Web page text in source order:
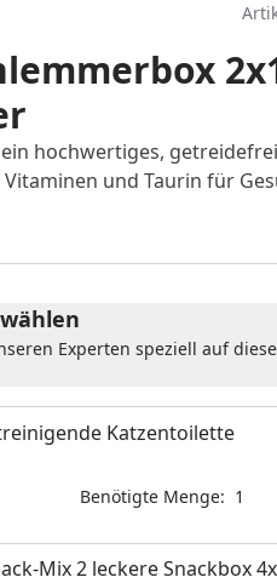
hochwertiges,
und Taurin für
Experten speziell auf
Katzentoilette
Benötigte Menge: 1
Mix 2 leckere Snackbox